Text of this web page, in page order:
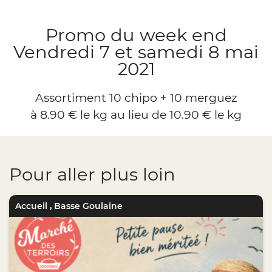
Promo du week end
Vendredi 7 et samedi 8 mai
2021
Assortiment 10 chipo + 10 merguez
à 8.90 € le kg au lieu de 10.90 € le kg
Pour aller plus loin
Accueil , Basse Goulaine